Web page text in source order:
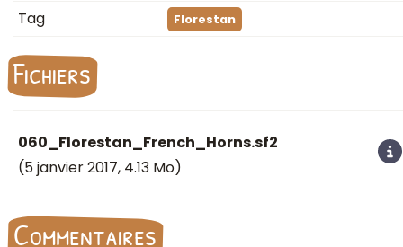
Tag Florestan
Fichiers
060_Florestan_French_Horns.sf2
(5 janvier 2017, 4.13 Mo)
Commentaires